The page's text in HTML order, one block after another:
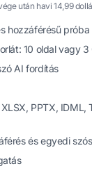
után havi 14,99
hozzáférésű próba
10 oldal vagy
AI fordítás
PPTX, IDML,
és egyedi